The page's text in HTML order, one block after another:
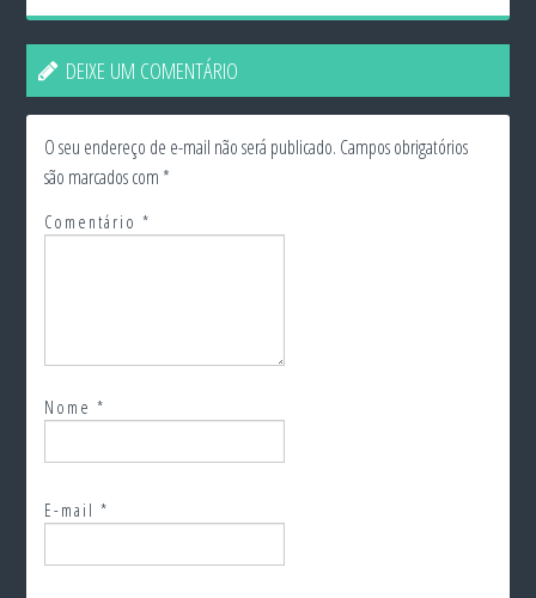
DEIXE UM COMENTÁRIO
O seu endereço de e-mail não será publicado. Campos obrigatórios
são marcados com *
Comentário*
Nome*
E-mail*